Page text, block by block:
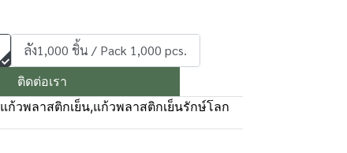
ลัง1,000 ชิ้น / Pack 1,000 pcs.
ติดต่อเรา
แก้วพลาสติกเย็น,แก้วพลาสติกเย็นรักษ์โลก